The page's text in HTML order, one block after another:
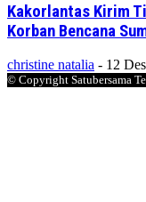
Kakorlantas Kirim
Korban Bencana
christine natalia - 12
© Copyright Satubersama